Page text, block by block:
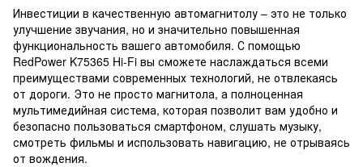
Инвестиции в качественную автомагнитолу – это не только
улучшение звучания, но и значительно повышенная
функциональность вашего автомобиля. С помощью
RedPower K75365 Hi-Fi вы сможете наслаждаться всеми
преимуществами современных технологий, не отвлекаясь
от дороги. Это не просто магнитола, а полноценная
мультимедийная система, которая позволит вам удобно и
безопасно пользоваться смартфоном, слушать музыку,
смотреть фильмы и использовать навигацию, не отрываясь
от вождения.